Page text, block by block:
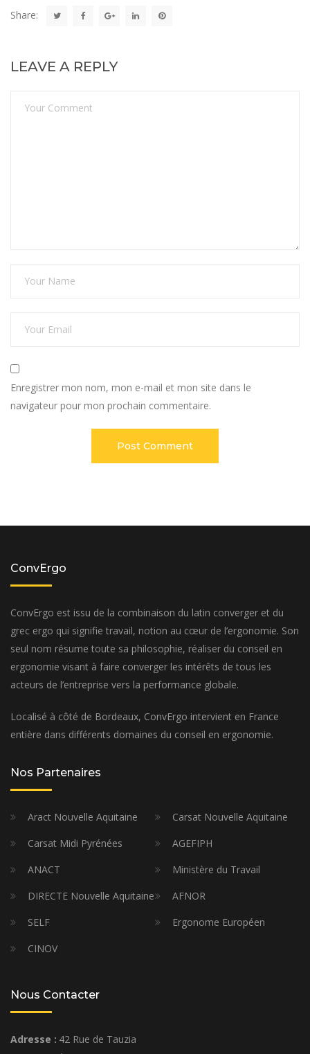
Share:
LEAVE A REPLY
Enregistrer mon nom, mon e-mail et mon site dans le
navigateur pour mon prochain commentaire.
ConvErgo
ConvErgo est issu de la combinaison du latin converger et du
grec ergo qui signifie travail, notion au cœur de l’ergonomie. Son
seul nom résume toute sa philosophie, réaliser du conseil en
ergonomie visant à faire converger les intérêts de tous les
acteurs de l’entreprise vers la performance globale.
Localisé à côté de Bordeaux, ConvErgo intervient en France
entière dans différents domaines du conseil en ergonomie.
Nos Partenaires
Aract Nouvelle Aquitaine
Carsat Nouvelle Aquitaine
Carsat Midi Pyrénées
AGEFIPH
ANACT
Ministère du Travail
DIRECTE Nouvelle Aquitaine
AFNOR
SELF
Ergonome Européen
CINOV
Nous Contacter
Adresse : 42 Rue de Tauzia